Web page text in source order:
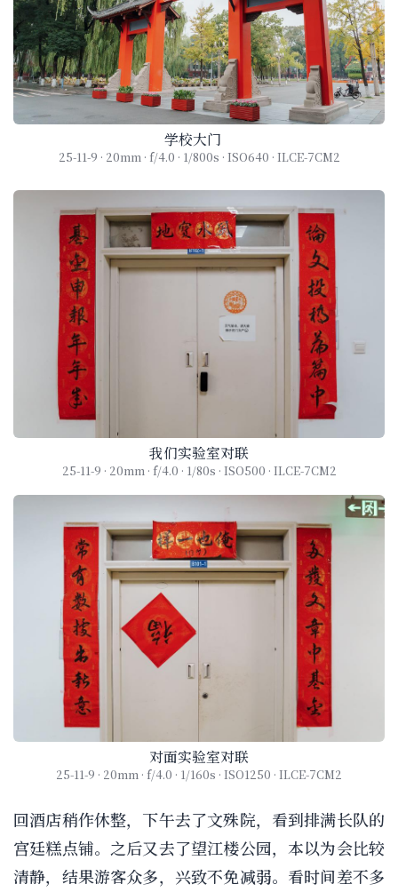
学校大门
25-11-9 · 20mm · f/4.0 · 1/800s · ISO640 · ILCE-7CM2
我们实验室对联
25-11-9 · 20mm · f/4.0 · 1/80s · ISO500 · ILCE-7CM2
对面实验室对联
25-11-9 · 20mm · f/4.0 · 1/160s · ISO1250 · ILCE-7CM2
回酒店稍作休整，下午去了文殊院，看到排满长队的
宫廷糕点铺。之后又去了望江楼公园，本以为会比较
清静，结果游客众多，兴致不免减弱。看时间差不多